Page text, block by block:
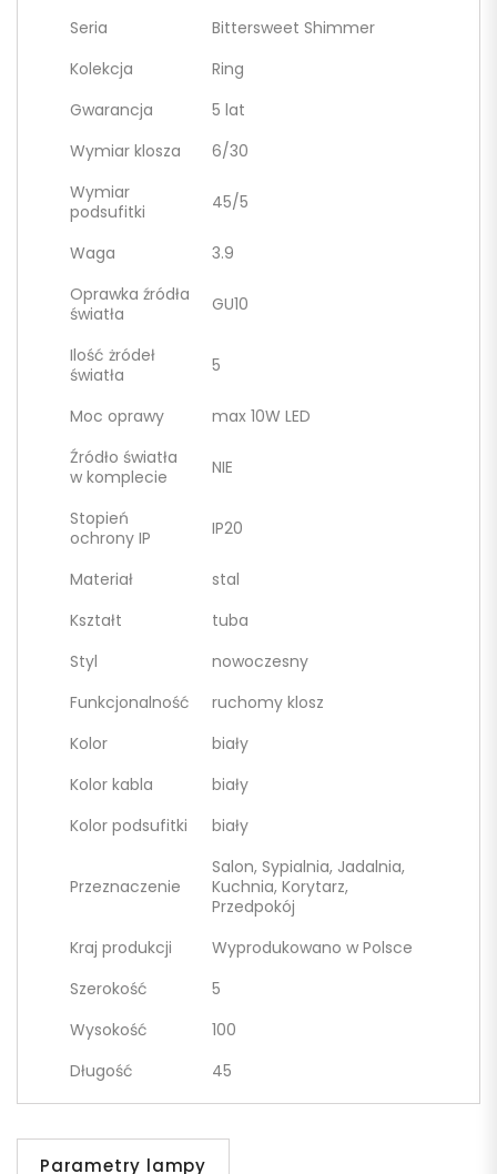
Seria
Bittersweet Shimmer
Kolekcja
Ring
Gwarancja
5 lat
Wymiar klosza
6/30
Wymiar
podsufitki
45/5
Waga
3.9
Oprawka źródła
światła
GU10
Ilość żródeł
światła
5
Moc oprawy
max 10W LED
Źródło światła
w komplecie
NIE
Stopień
ochrony IP
IP20
Materiał
stal
Kształt
tuba
Styl
nowoczesny
Funkcjonalność
ruchomy klosz
Kolor
biały
Kolor kabla
biały
Kolor podsufitki
biały
Przeznaczenie
Salon, Sypialnia, Jadalnia,
Kuchnia, Korytarz,
Przedpokój
Kraj produkcji
Wyprodukowano w Polsce
Szerokość
5
Wysokość
100
Długość
45
Parametry lampy